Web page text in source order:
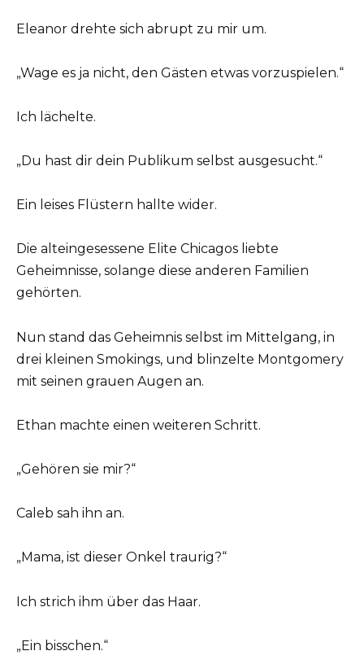
Eleanor drehte sich abrupt zu mir um.
„Wage es ja nicht, den Gästen etwas vorzuspielen.“
Ich lächelte.
„Du hast dir dein Publikum selbst ausgesucht.“
Ein leises Flüstern hallte wider.
Die alteingesessene Elite Chicagos liebte
Geheimnisse, solange diese anderen Familien
gehörten.
Nun stand das Geheimnis selbst im Mittelgang, in
drei kleinen Smokings, und blinzelte Montgomery
mit seinen grauen Augen an.
Ethan machte einen weiteren Schritt.
„Gehören sie mir?“
Caleb sah ihn an.
„Mama, ist dieser Onkel traurig?“
Ich strich ihm über das Haar.
„Ein bisschen.“